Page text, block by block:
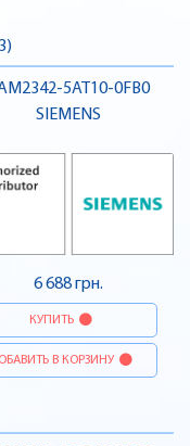
5AT10-0FB0
SIEMENS
6 688 грн.
КУПИТЬ
В КОРЗИНУ